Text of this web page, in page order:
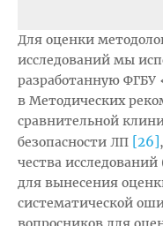
Для оценки
исследований мы
разработанную
в Методических
сравнительной
безопасности ЛП [26]
чества
для вынесения
систематической